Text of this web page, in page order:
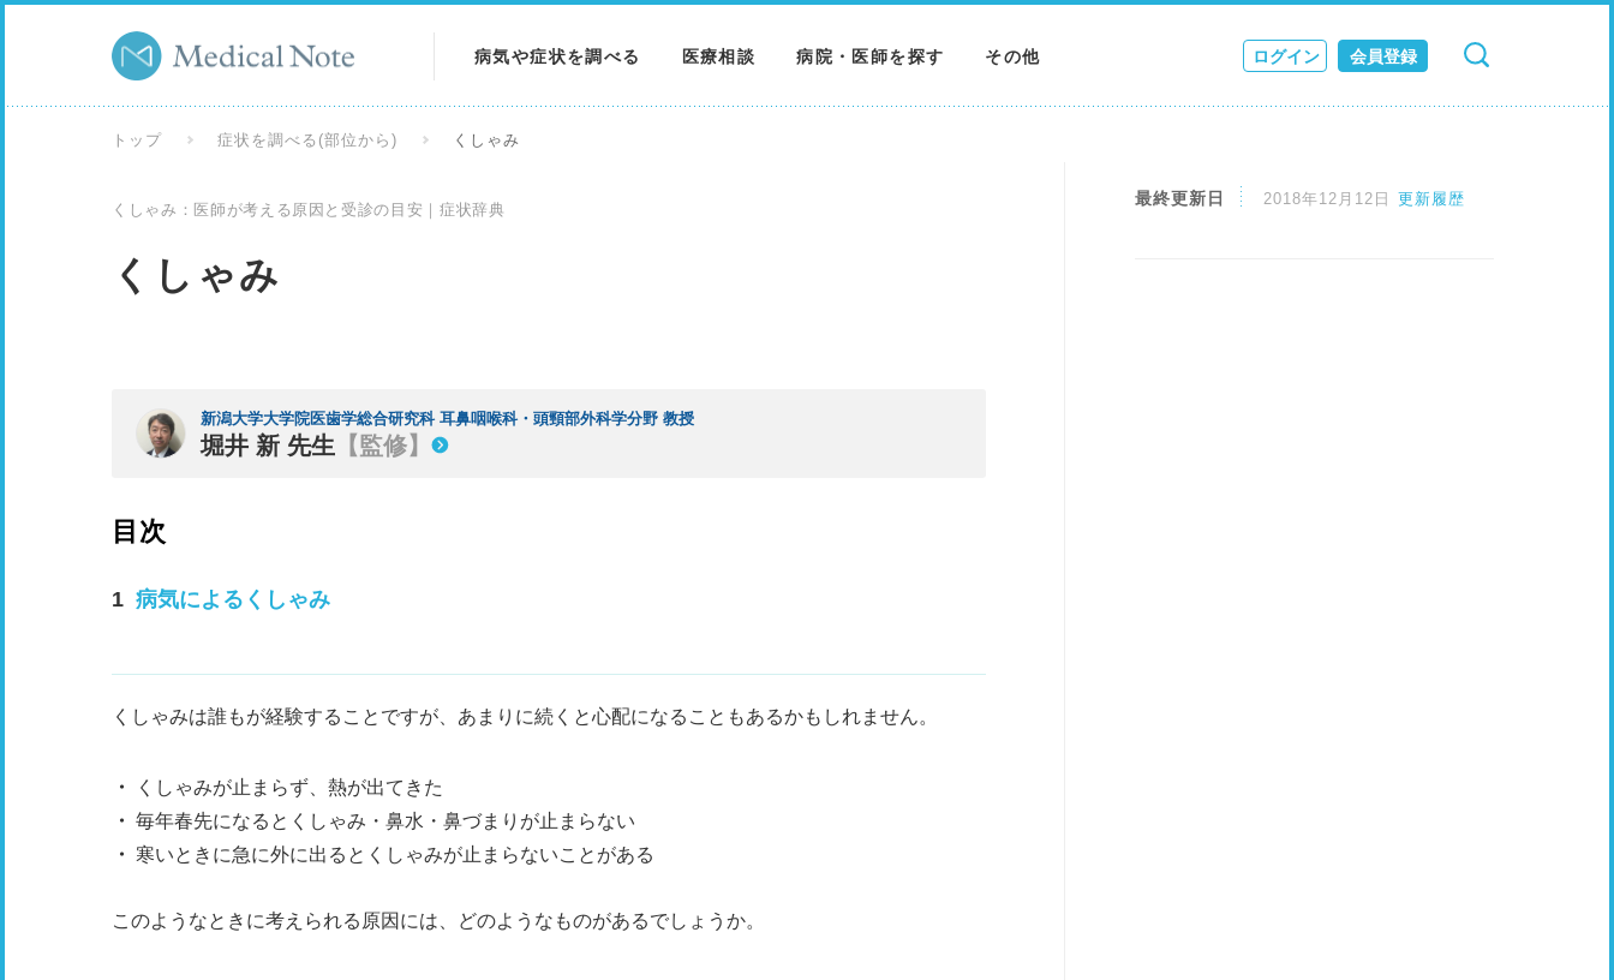
病気や症状を調べる 医療相談 病院・医師を探す その他 ログイン 会員登録
検索 キャンセル
トップ 症状を調べる(部位から) くしゃみ
くしゃみ：医師が考える原因と受診の目安｜症状辞典
くしゃみ
新潟大学大学院医歯学総合研究科 耳鼻咽喉科・頭頸部外科学分野 教授
堀井 新 先生 【監修】
目次
病気によるくしゃみ
くしゃみは誰もが経験することですが、あまりに続くと心配になることもあるかもしれません。
くしゃみが止まらず、熱が出てきた
毎年春先になるとくしゃみ・鼻水・鼻づまりが止まらない
寒いときに急に外に出るとくしゃみが止まらないことがある
このようなときに考えられる原因には、どのようなものがあるでしょうか。
最終更新日 2018年12月12日 更新履歴